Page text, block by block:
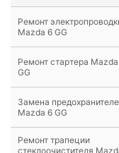
Ремонт
Mazda 6 GG
Ремонт стартера
GG
Замена
Mazda 6 GG
Ремонт трапеции
стеклоочистителя